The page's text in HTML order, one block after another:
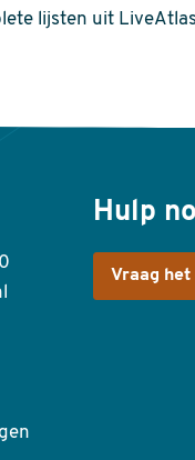
lijsten uit
Hulp
Vraag